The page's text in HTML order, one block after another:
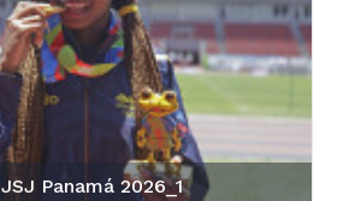
JSJ Panamá 2026_1